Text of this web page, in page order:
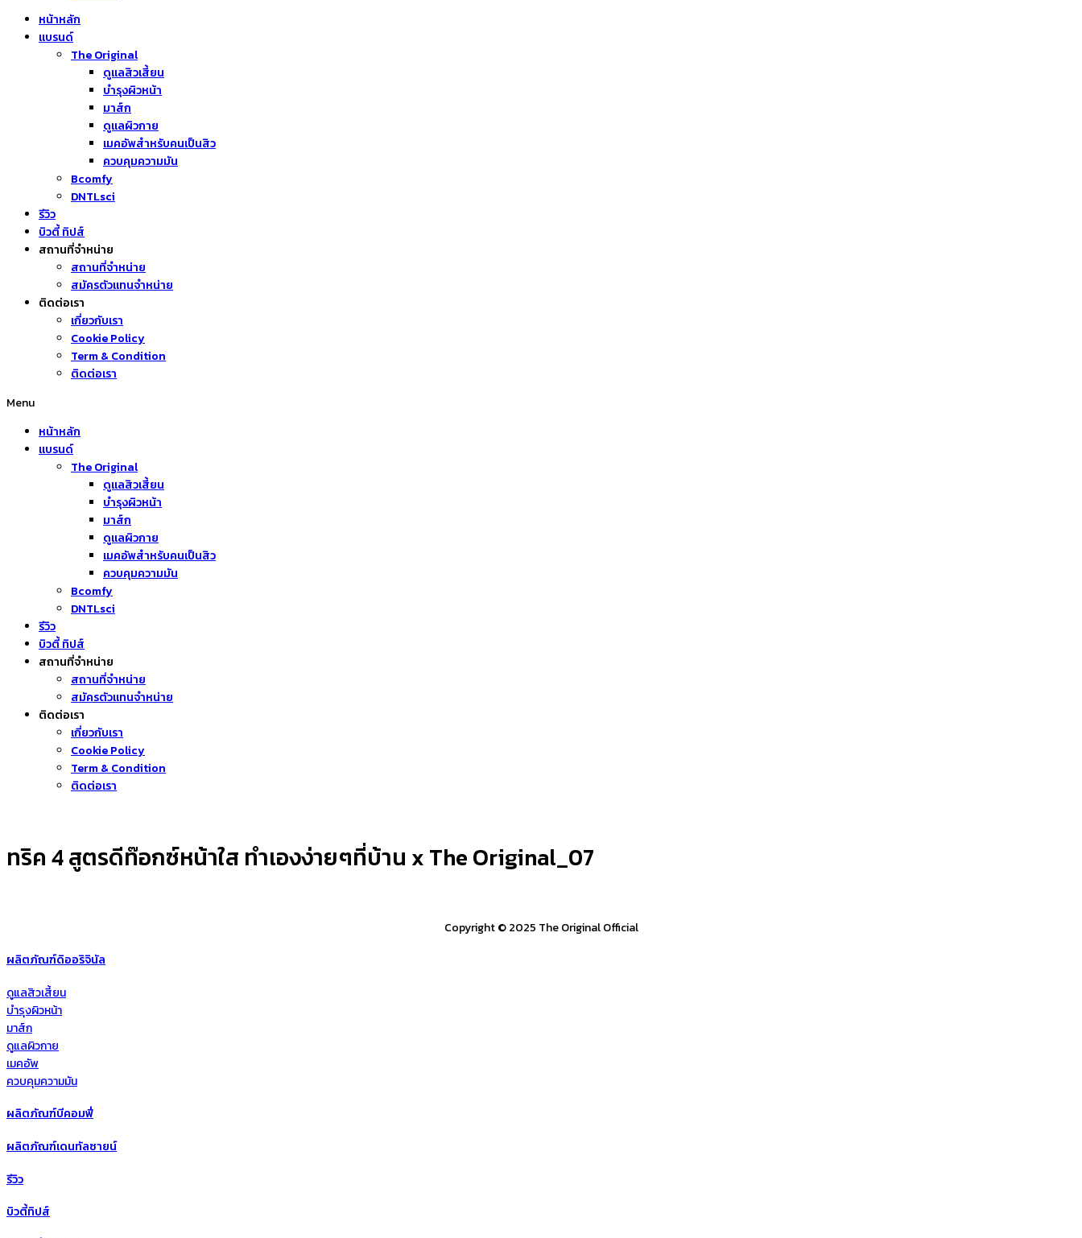
หน้าหลัก
แบรนด์
The Original
ดูแลสิวเสี้ยน
บำรุงผิวหน้า
มาส์ก
ดูแลผิวกาย
เมคอัพสำหรับคนเป็นสิว
ควบคุมความมัน
Bcomfy
DNTLsci
รีวิว
บิวตี้ ทิปส์
สถานที่จำหน่าย
สถานที่จำหน่าย
สมัครตัวแทนจำหน่าย
ติดต่อเรา
เกี่ยวกับเรา
Cookie Policy
Term & Condition
ติดต่อเรา
Menu
หน้าหลัก
แบรนด์
The Original
ดูแลสิวเสี้ยน
บำรุงผิวหน้า
มาส์ก
ดูแลผิวกาย
เมคอัพสำหรับคนเป็นสิว
ควบคุมความมัน
Bcomfy
DNTLsci
รีวิว
บิวตี้ ทิปส์
สถานที่จำหน่าย
สถานที่จำหน่าย
สมัครตัวแทนจำหน่าย
ติดต่อเรา
เกี่ยวกับเรา
Cookie Policy
Term & Condition
ติดต่อเรา
ทริค 4 สูตรดีท๊อกซ์หน้าใส ทำเองง่ายๆที่บ้าน x The Original_07
Copyright © 2025 The Original Official
ผลิตภัณฑ์ดิออริจินัล
ดูแลสิวเสี้ยน
บำรุงผิวหน้า
มาส์ก
ดูแลผิวกาย
เมคอัพ
ควบคุมความมัน
ผลิตภัณฑ์บีคอมฟี่
ผลิตภัณฑ์เดนทัลซายน์
รีวิว
บิวตี้ทิปส์